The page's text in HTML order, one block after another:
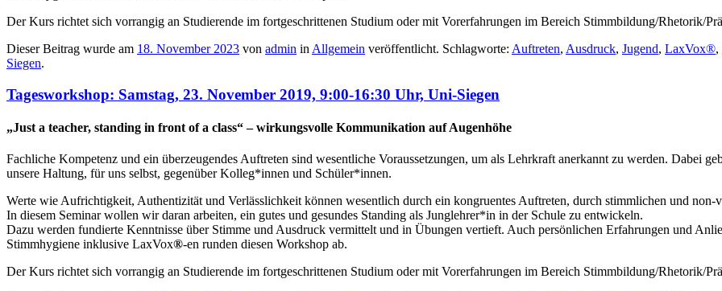
Der Kurs richtet sich vorrangig an Studierende im fortgeschrittenen Studium oder mit Vorerfahrungen im Bereich Stimmbildung/Rhetorik/
Dieser Beitrag wurde am 18. November 2023 von admin in Allgemein veröffentlicht. Schlagworte: Auftreten, Ausdruck, Jugend, LaxVox®,
Siegen.
Tagesworkshop: Samstag, 23. November 2019, 9:00-16:30 Uhr, Uni-Siegen
„Just a teacher, standing in front of a class“ – wirkungsvolle Kommunikation auf Augenhöhe
Fachliche Kompetenz und ein überzeugendes Auftreten sind wesentliche Voraussetzungen, um als Lehrkraft anerkannt zu werden. Dabei
unsere Haltung, für uns selbst, gegenüber Kolleg*innen und Schüler*innen.
Werte wie Aufrichtigkeit, Authentizität und Verlässlichkeit können wesentlich durch ein kongruentes Auftreten, durch stimmlichen und non-
In diesem Seminar wollen wir daran arbeiten, ein gutes und gesundes Standing als Junglehrer*in in der Schule zu entwickeln.
Dazu werden fundierte Kenntnisse über Stimme und Ausdruck vermittelt und in Übungen vertieft. Auch persönlichen Erfahrungen und
Stimmhygiene inklusive LaxVox®-en runden diesen Workshop ab.
Der Kurs richtet sich vorrangig an Studierende im fortgeschrittenen Studium oder mit Vorerfahrungen im Bereich Stimmbildung/Rhetorik/